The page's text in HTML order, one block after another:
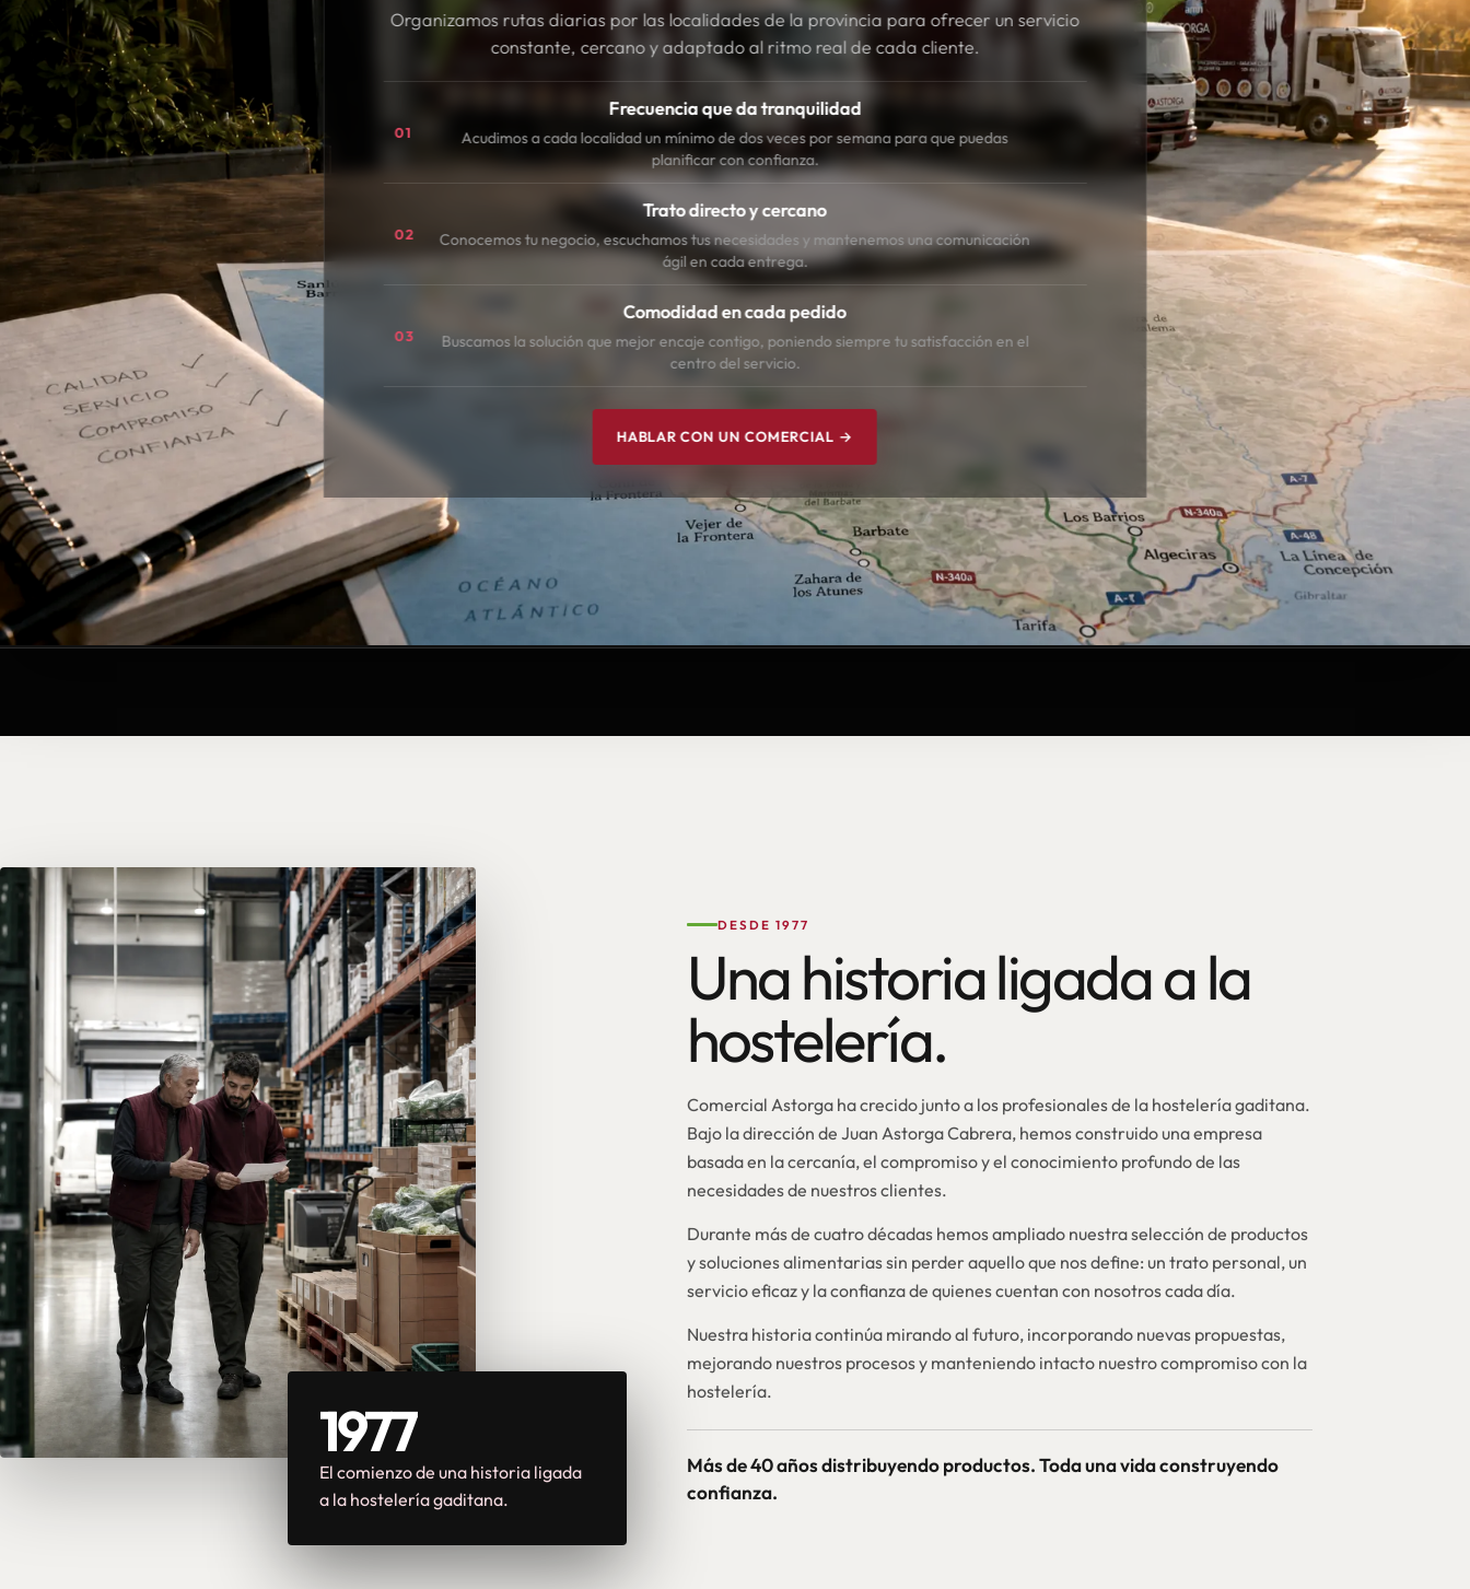
Organizamos rutas diarias por las localidades de la provincia para ofrecer un servicio
constante, cercano y adaptado al ritmo real de cada cliente.
01
Frecuencia que da tranquilidad
Acudimos a cada localidad un mínimo de dos veces por semana para que puedas
planificar con confianza.
02
Trato directo y cercano
Conocemos tu negocio, escuchamos tus necesidades y mantenemos una comunicación
ágil en cada entrega.
03
Comodidad en cada pedido
Buscamos la solución que mejor encaje contigo, poniendo siempre tu satisfacción en el
centro del servicio.
HABLAR CON UN COMERCIAL →
1977
El comienzo de una historia ligada
a la hostelería gaditana.
DESDE 1977
Una historia ligada a la
hostelería.
Comercial Astorga ha crecido junto a los profesionales de la hostelería gaditana.
Bajo la dirección de Juan Astorga Cabrera, hemos construido una empresa
basada en la cercanía, el compromiso y el conocimiento profundo de las
necesidades de nuestros clientes.
Durante más de cuatro décadas hemos ampliado nuestra selección de productos
y soluciones alimentarias sin perder aquello que nos define: un trato personal, un
servicio eficaz y la confianza de quienes cuentan con nosotros cada día.
Nuestra historia continúa mirando al futuro, incorporando nuevas propuestas,
mejorando nuestros procesos y manteniendo intacto nuestro compromiso con la
hostelería.
Más de 40 años distribuyendo productos. Toda una vida construyendo
confianza.